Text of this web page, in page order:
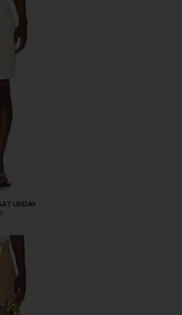
ЛЬНЯНЫЕ ШОРТЫ SATURDAY
ШОРТЫ